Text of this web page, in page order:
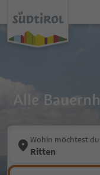
Alle
Wohin möchtest du
Ritten